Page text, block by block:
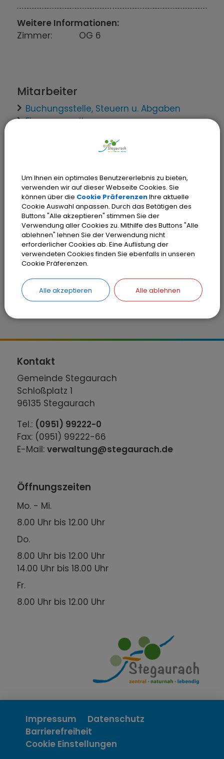
Weitere Informationen:
Zimmer:
OG 6
Mitarbeiter
Buchungsstelle, Steuern u. Abgaben
Finanzverwaltung
Immobilien; Vermietung und
Verpachtung durch die Gemeinde
Schülerunfallversicherung; Informationen
über Kostenträger
Versicherung; Abschluss durch die
Kommune
Wildschaden; Anmeldung
Zweitwohnungsteuer; Zahlung
Kontakt
Gemeinde Stegaurach
Schloßplatz 1
96135 Stegaurach
Tel.: (0951) 99222-0
Fax: (0951) 99222-66
E-Mail:verwaltung@stegaurach.de
Öffnungszeiten
Mo. - Mi.
8.00 Uhr bis 12.00 Uhr
Do.
8.00 Uhr bis 12.00 Uhr
14.00 Uhr bis 18.00 Uhr
Fr.
8.00 Uhr bis 12.00 Uhr
Impressum
Datenschutz
Barrierefreiheit
Cookie Einstellungen
Um Ihnen ein optimales Benutzererlebnis zu bieten,
verwenden wir auf dieser Webseite Cookies. Sie
können über die Cookie PräferenzenIhre aktuelle
Cookie Auswahl anpassen. Durch das Betätigen des
Buttons "Alle akzeptieren" stimmen Sie der
Verwendung aller Cookies zu. Mithilfe des Buttons "Alle
ablehnen" lehnen Sie der Verwendung nicht
erforderlicher Cookies ab. Eine Auflistung der
verwendeten Cookies finden Sie ebenfalls in unseren
Cookie Präferenzen.
Alle akzeptieren Alle ablehnen